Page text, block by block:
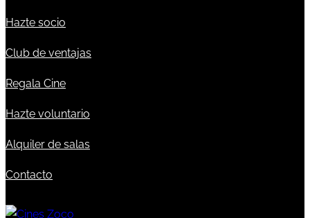
Hazte socio
Club de ventajas
Regala Cine
Hazte voluntario
Alquiler de salas
Contacto